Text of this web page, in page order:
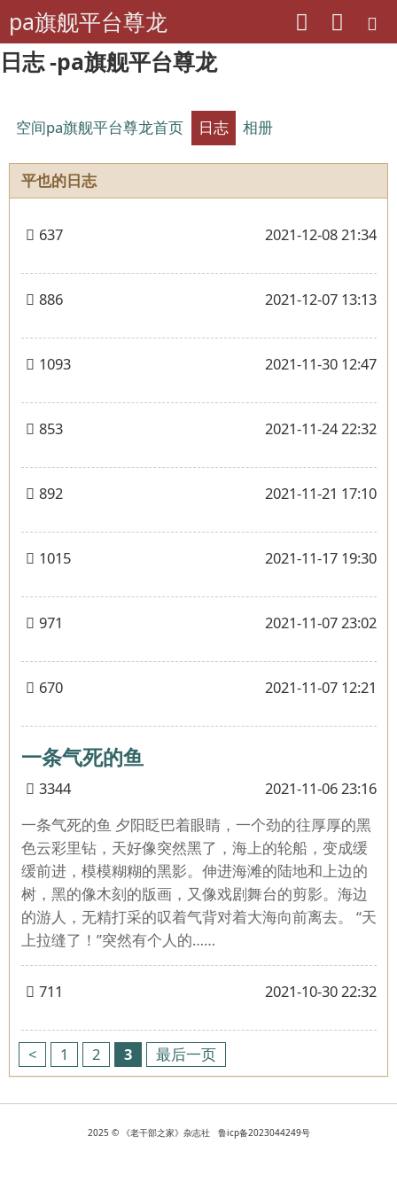
日志 -pa旗舰平台尊龙
pa旗舰平台尊龙
空间pa旗舰平台尊龙首页 日志 相册
平也的日志
637 2021-12-08 21:34
886 2021-12-07 13:13
1093 2021-11-30 12:47
853 2021-11-24 22:32
892 2021-11-21 17:10
1015 2021-11-17 19:30
971 2021-11-07 23:02
670 2021-11-07 12:21
一条气死的鱼
3344
2021-11-06 23:16
一条气死的鱼 夕阳眨巴着眼睛，一个劲的往厚厚的黑
色云彩里钻，天好像突然黑了，海上的轮船，变成缓
缓前进，模模糊糊的黑影。伸进海滩的陆地和上边的
树，黑的像木刻的版画，又像戏剧舞台的剪影。海边
的游人，无精打采的叹着气背对着大海向前离去。 “天
上拉缝了！”突然有个人的……
711 2021-10-30 22:32
< 1 2 3 最后一页
2025 © 《老干部之家》杂志社 鲁icp备2023044249号